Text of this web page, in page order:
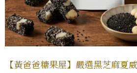
【黃爸爸糖果屋】嚴選黑芝麻夏